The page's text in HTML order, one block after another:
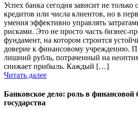
Успех банка сегодня зависит не
кредитов или числа клиентов, но в
умения эффективно управлять
рисками. Это не просто часть бизнес-
фундамент, на котором строится
доверие к финансовому учреждению.
лишний рубль, потраченный на
снижает прибыль. Каждый […]
Читать далее
Банковское дело: роль в финансовой
государства